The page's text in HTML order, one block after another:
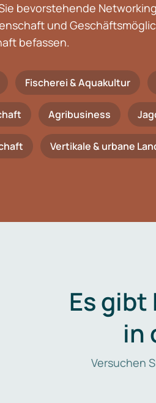
bevorstehende
und
befassen.
Fischerei & Aquakultur
Agribusiness
Vertikale & urbane
Es
in
Versuchen